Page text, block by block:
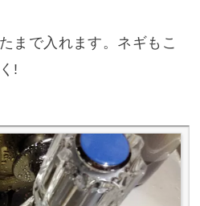
まで入れます。ネギもこ
!